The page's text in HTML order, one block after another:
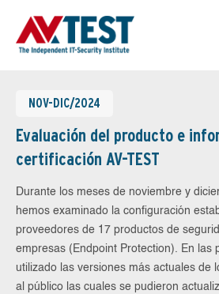
NOV-DIC/2024
Evaluación del producto e
certificación AV-TEST
Durante los meses de noviembre y
hemos examinado la configuración
proveedores de 17 productos de
empresas (Endpoint Protection). En las
utilizado las versiones más actuales de
al público las cuales se pudieron